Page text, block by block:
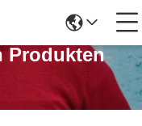
Produkten